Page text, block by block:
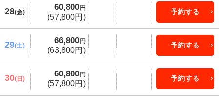
28(金)
60,800 円
(57,800円)
予約する
29(土)
66,800 円
(63,800円)
予約する
30(日)
60,800 円
(57,800円)
予約する